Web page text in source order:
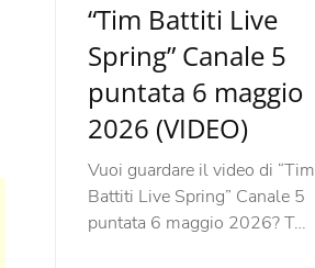
“Tim Battiti Live
Spring” Canale 5
puntata 6 maggio
2026 (VIDEO)
Vuoi guardare il video di “Tim
Battiti Live Spring” Canale 5
puntata 6 maggio 2026? T…